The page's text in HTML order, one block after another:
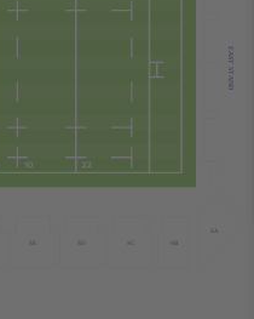
SB
SC
SD
SE
EAST STAND
SA